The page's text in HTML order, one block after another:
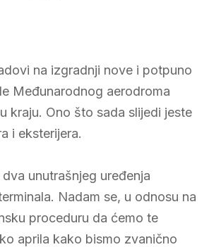
na izgradnji nove i potpuno
Međunarodnog aerodroma
kraju. Ono što sada slijedi jeste
i eksterijera.
unutrašnjeg uređenja
Nadam se, u odnosu na
proceduru da ćemo te
aprila kako bismo zvanično